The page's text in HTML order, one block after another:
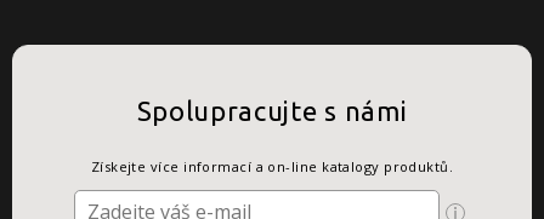
Spolupracujte s námi
Získejte více informací a on-line katalogy produktů.